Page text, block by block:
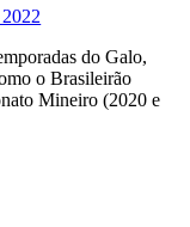
do Galo,
o Brasileirão
Mineiro (2020 e